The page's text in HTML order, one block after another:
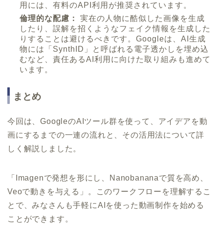
用には、有料のAPI利用が推奨されています。
倫理的な配慮：
実在の人物に酷似した画像を生成
したり、誤解を招くようなフェイク情報を生成した
りすることは避けるべきです。Googleは、AI生成
物には「SynthID」と呼ばれる電子透かしを埋め込
むなど、責任あるAI利用に向けた取り組みも進めて
います。
まとめ
今回は、GoogleのAIツール群を使って、アイデアを動
画にするまでの一連の流れと、その活用法について詳
しく解説しました。
「Imagenで発想を形にし、Nanobananaで質を高め、
Veoで動きを与える」。このワークフローを理解するこ
とで、みなさんも手軽にAIを使った動画制作を始める
ことができます。